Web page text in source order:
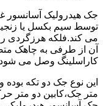
جک هیدرولیک آسانسور
توسط سیم بکسل یا
می کند.فلکه هرزگردی
آن از طرفی به چاهک
کاراسلینگ وصل می
این نوع جک دو تکه
متر جک،کابین دو متر